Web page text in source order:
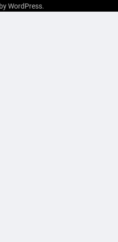
WordPress.